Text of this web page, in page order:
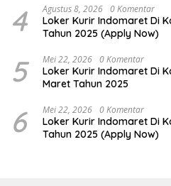
4 Agustus 8, 2026 0 Komentar
Loker Kurir Indomaret Di
Tahun 2025 (Apply Now)
5 Mei 22, 2026 0 Komentar
Loker Kurir Indomaret Di
Maret Tahun 2025
6 Mei 22, 2026 0 Komentar
Loker Kurir Indomaret Di
Tahun 2025 (Apply Now)